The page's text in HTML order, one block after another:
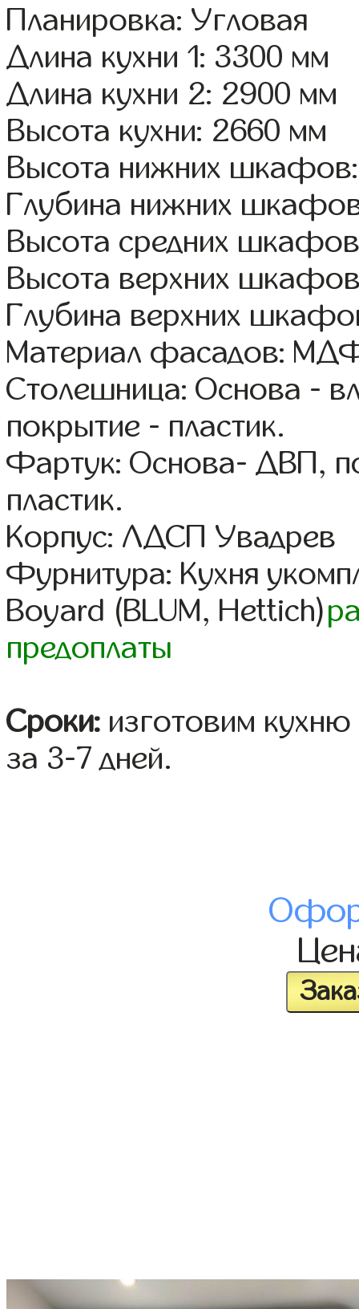
Планировка: Угловая
Длина кухни 1: 3300 мм
Длина кухни 2: 2900 мм
Высота кухни: 2660 мм
Высота нижних
Глубина нижних
Высота средних
Высота верхних
Глубина верхних
Материал фасадов:
Столешница: Основа -
покрытие - пластик.
Фартук: Основа- ДВП,
пластик.
Корпус: ЛДСП Увадрев
Фурнитура: Кухня
Boyard (BLUM, Hettich)
предоплаты
Сроки: изготовим
за 3-7 дней.